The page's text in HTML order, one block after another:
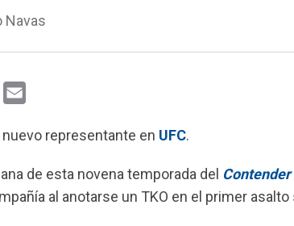
Navas
a
l
representante en UFC.
de esta novena temporada del
al anotarse un TKO en el primer asalto